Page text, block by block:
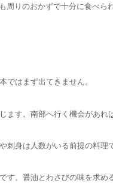
周りのおかずで十分に食べ
はまず出てきません。
ます。南部へ行く機会があれ
刺身は人数がいる前提の料理で
す。醤油とわさびの味を求